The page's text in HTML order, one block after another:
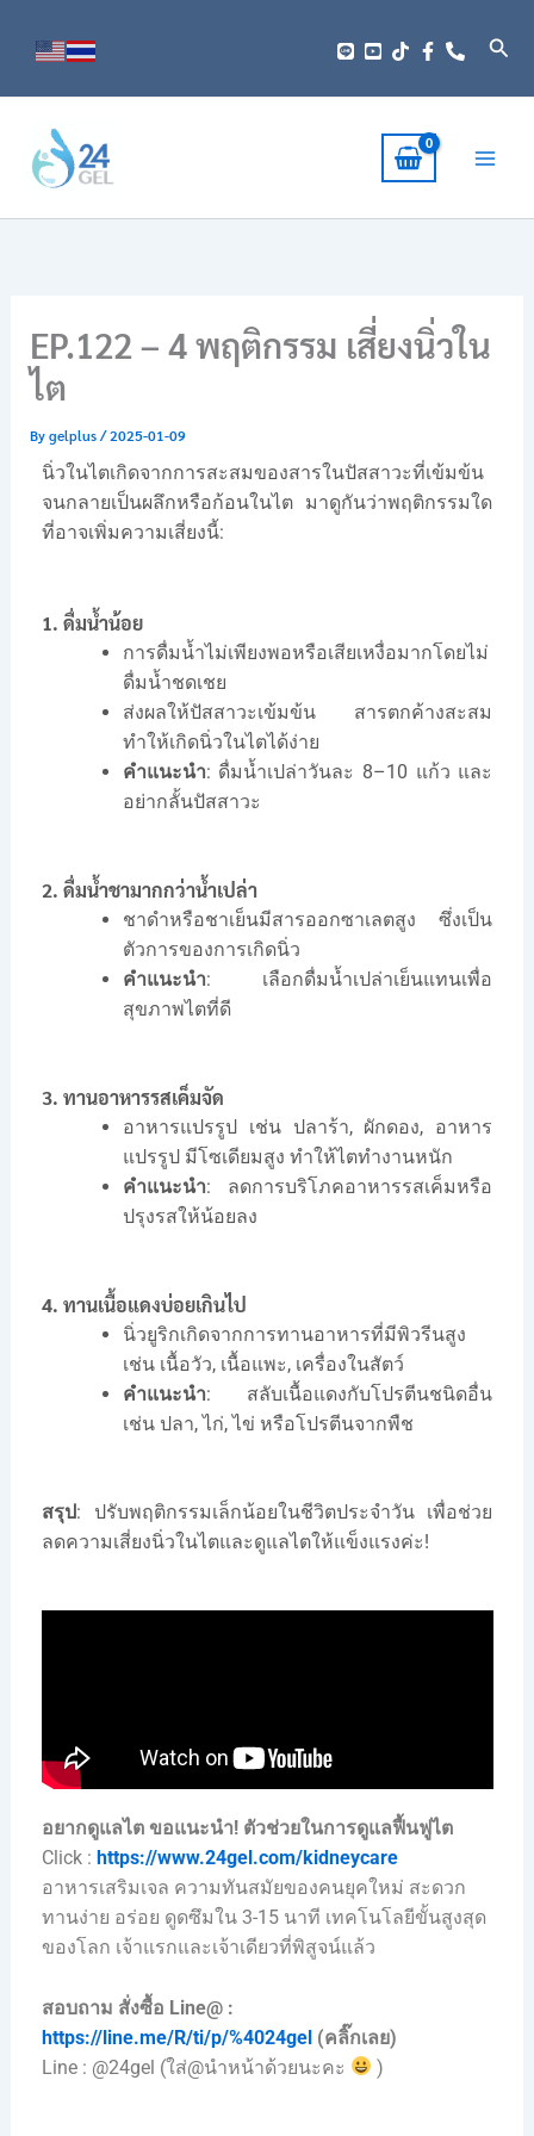
EP.122 – 4 พฤติกรรม เสี่ยงนิ่วใน
ไต
Bygelplus/2025-01-09
นิ่วในไตเกิดจากการสะสมของสารในปัสสาวะที่เข้มข้น
จนกลายเป็นผลึกหรือก้อนในไต มาดูกันว่าพฤติกรรมใด
ที่อาจเพิ่มความเสี่ยงนี้:
1. ดื่มน้ำน้อย
การดื่มน้ำไม่เพียงพอหรือเสียเหงื่อมากโดยไม่
ดื่มน้ำชดเชย
ส่งผลให้ปัสสาวะเข้มข้น สารตกค้างสะสม
ทำให้เกิดนิ่วในไตได้ง่าย
คำแนะนำ: ดื่มน้ำเปล่าวันละ 8–10 แก้ว และ
อย่ากลั้นปัสสาวะ
2. ดื่มน้ำชามากกว่าน้ำเปล่า
ชาดำหรือชาเย็นมีสารออกซาเลตสูง ซึ่งเป็น
ตัวการของการเกิดนิ่ว
คำแนะนำ: เลือกดื่มน้ำเปล่าเย็นแทนเพื่อ
สุขภาพไตที่ดี
3. ทานอาหารรสเค็มจัด
อาหารแปรรูป เช่น ปลาร้า, ผักดอง, อาหาร
แปรรูป มีโซเดียมสูง ทำให้ไตทำงานหนัก
คำแนะนำ: ลดการบริโภคอาหารรสเค็มหรือ
ปรุงรสให้น้อยลง
4. ทานเนื้อแดงบ่อยเกินไป
นิ่วยูริกเกิดจากการทานอาหารที่มีพิวรีนสูง
เช่น เนื้อวัว, เนื้อแพะ, เครื่องในสัตว์
คำแนะนำ: สลับเนื้อแดงกับโปรตีนชนิดอื่น
เช่น ปลา, ไก่, ไข่ หรือโปรตีนจากพืช
สรุป: ปรับพฤติกรรมเล็กน้อยในชีวิตประจำวัน เพื่อช่วย
ลดความเสี่ยงนิ่วในไตและดูแลไตให้แข็งแรงค่ะ!
อยากดูแลไต ขอแนะนำ! ตัวช่วยในการดูแลฟื้นฟูไต
Click : https://www.24gel.com/kidneycare
อาหารเสริมเจล ความทันสมัยของคนยุคใหม่ สะดวก
ทานง่าย อร่อย ดูดซึมใน 3-15 นาที เทคโนโลยีขั้นสูงสุด
ของโลก เจ้าแรกและเจ้าเดียวที่พิสูจน์แล้ว
สอบถาม สั่งซื้อ Line@ :
https://line.me/R/ti/p/%4024gel(คลิ๊กเลย)
Line : @24gel (ใส่@นำหน้าด้วยนะคะ
)